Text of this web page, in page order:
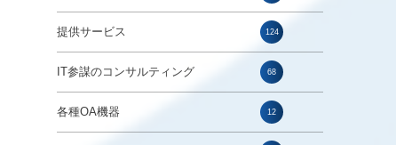
提供サービス 124
IT参謀のコンサルティング 68
各種OA機器 12